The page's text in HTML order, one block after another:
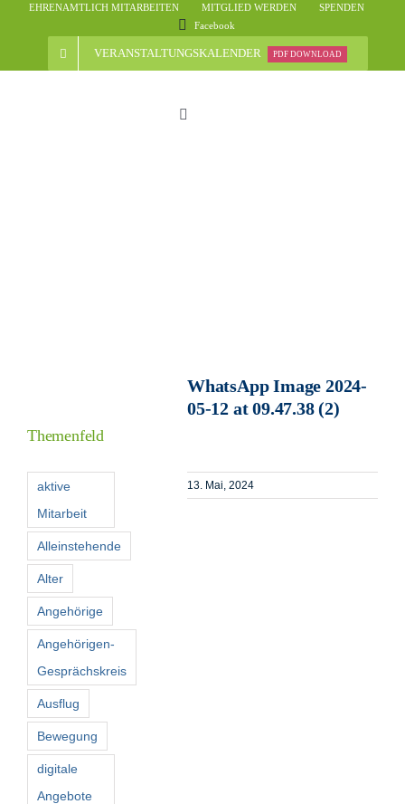
EHRENAMTLICH MITARBEITEN MITGLIED WERDEN
SPENDEN
Facebook
VERANSTALTUNGSKALENDER PDF DOWNLOAD
Toggle
Informationen
WhatsApp Image 2024-
05-12 at 09.47.38 (2)
13. Mai, 2024
Themenfeld
aktive
Mitarbeit
Alleinstehende
Alter
Angehörige
Angehörigen-
Gesprächskreis
Ausflug
Bewegung
digitale
Angebote